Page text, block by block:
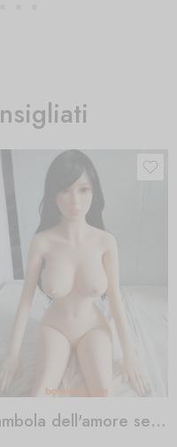
Bambola dell'amore sesso